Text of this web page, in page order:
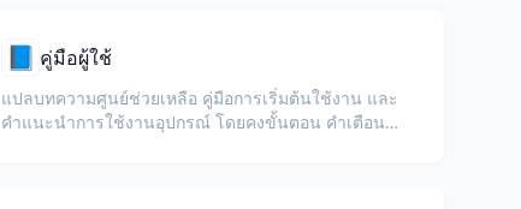
📘 คู่มือผู้ใช้
แปลบทความศูนย์ช่วยเหลือ คู่มือการเริ่มต้นใช้งาน และ
คำแนะนำการใช้งานอุปกรณ์ โดยคงขั้นตอน คำเตือน